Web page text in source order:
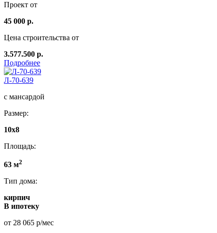
Проект от
45 000 р.
Цена строительства от
3.577.500 р.
Подробнее
Л-70-639
с мансардой
Размер:
10x8
Площадь:
63 м2
Тип дома:
кирпич
В ипотеку
от 28 065 р/мес